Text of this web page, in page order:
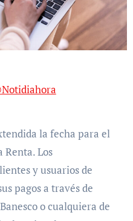
Renta. Los
y usuarios de
pagos a través de
o cualquiera de